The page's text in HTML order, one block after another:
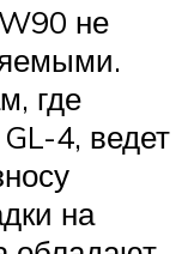
не
где
4, ведет
на